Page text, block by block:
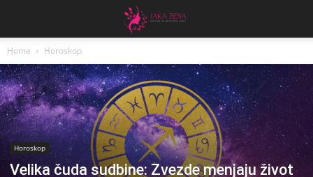
Home Horoskop
Horoskop
Velika čuda sudbine: Zvezde menjaju život